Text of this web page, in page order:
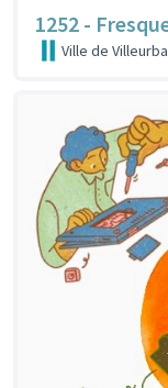
1252 -
Ville de